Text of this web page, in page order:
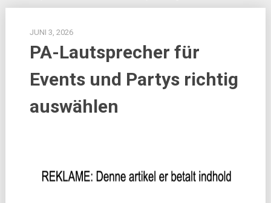
JUNI 3, 2026
PA-Lautsprecher für
Events und Partys richtig
auswählen